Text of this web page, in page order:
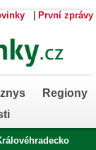
První zprávy
Regiony